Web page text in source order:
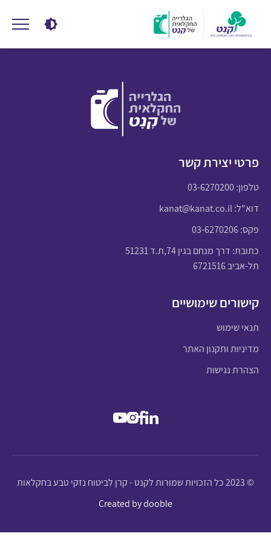
פרטי יצירת קשר
טלפון:03-6270200
דוא"ל:kanat@kanat.co.il
פקס: 03-6270206
כתובת: דרך מנחם בגין 74,ת.ד 51231
תל-אביב 6721516
קישורים שימושיים
תנאי שימוש
מדיניות ותקנון האתר
הצהרת נגישות
© 2023 כל הזכויות שמורות לקנט - קרן לביטוח נזקי טבע בחקלאות
Created by dooble